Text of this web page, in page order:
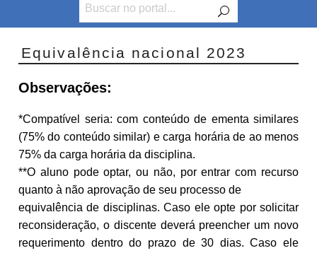
Canais
Equivalência nacional 2023
Observações:
*Compatível seria: com conteúdo de ementa similares
(75% do conteúdo similar) e carga horária de ao menos
75% da carga horária da disciplina.
**O aluno pode optar, ou não, por entrar com recurso
quanto à não aprovação de seu processo de
equivalência de disciplinas. Caso ele opte por solicitar
reconsideração, o discente deverá preencher um novo
requerimento dentro do prazo de 30 dias. Caso ele